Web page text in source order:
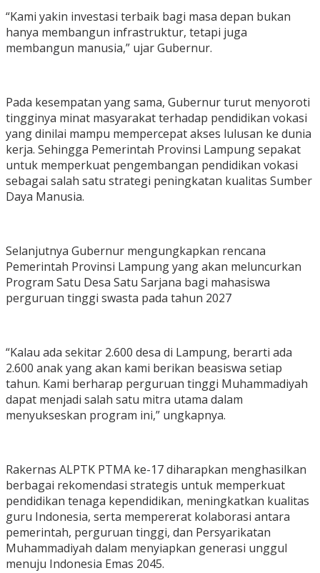
“Kami yakin investasi terbaik bagi masa depan bukan
hanya membangun infrastruktur, tetapi juga
membangun manusia,” ujar Gubernur.
Pada kesempatan yang sama, Gubernur turut menyoroti
tingginya minat masyarakat terhadap pendidikan vokasi
yang dinilai mampu mempercepat akses lulusan ke dunia
kerja. Sehingga Pemerintah Provinsi Lampung sepakat
untuk memperkuat pengembangan pendidikan vokasi
sebagai salah satu strategi peningkatan kualitas Sumber
Daya Manusia.
Selanjutnya Gubernur mengungkapkan rencana
Pemerintah Provinsi Lampung yang akan meluncurkan
Program Satu Desa Satu Sarjana bagi mahasiswa
perguruan tinggi swasta pada tahun 2027
“Kalau ada sekitar 2.600 desa di Lampung, berarti ada
2.600 anak yang akan kami berikan beasiswa setiap
tahun. Kami berharap perguruan tinggi Muhammadiyah
dapat menjadi salah satu mitra utama dalam
menyukseskan program ini,” ungkapnya.
Rakernas ALPTK PTMA ke-17 diharapkan menghasilkan
berbagai rekomendasi strategis untuk memperkuat
pendidikan tenaga kependidikan, meningkatkan kualitas
guru Indonesia, serta mempererat kolaborasi antara
pemerintah, perguruan tinggi, dan Persyarikatan
Muhammadiyah dalam menyiapkan generasi unggul
menuju Indonesia Emas 2045.